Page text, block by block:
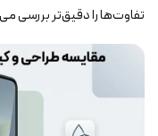
تفاوت‌ها را دقیق‌تر بررسی